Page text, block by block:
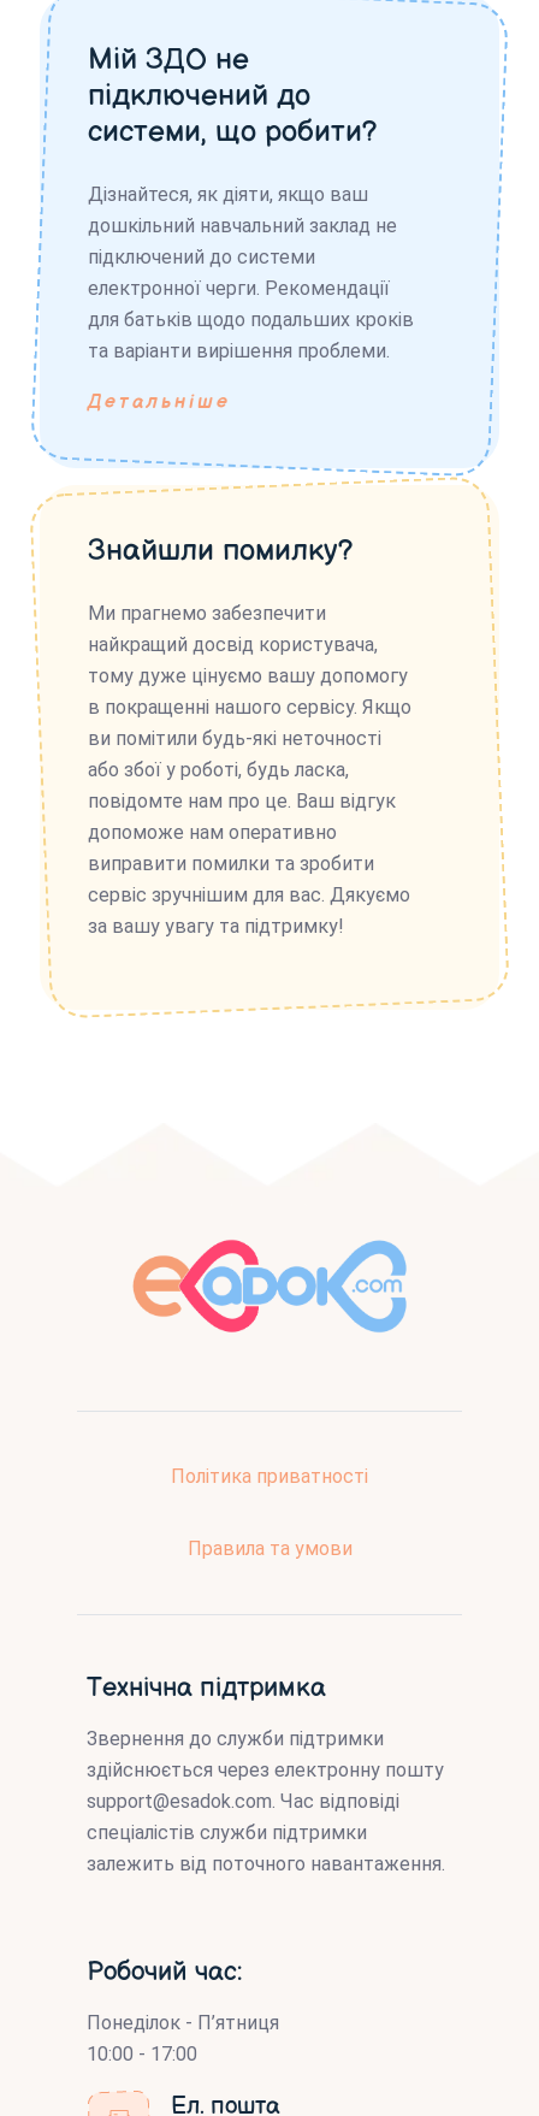
Мій ЗДО не
підключений до
системи, що робити?
Дізнайтеся, як діяти, якщо ваш
дошкільний навчальний заклад не
підключений до системи
електронної черги. Рекомендації
для батьків щодо подальших кроків
та варіанти вирішення проблеми.
Детальніше
Знайшли помилку?
Ми прагнемо забезпечити
найкращий досвід користувача,
тому дуже цінуємо вашу допомогу
в покращенні нашого сервісу. Якщо
ви помітили будь-які неточності
або збої у роботі, будь ласка,
повідомте нам про це. Ваш відгук
допоможе нам оперативно
виправити помилки та зробити
сервіс зручнішим для вас. Дякуємо
за вашу увагу та підтримку!
Політика приватності
Правила та умови
Технічна підтримка
Звернення до служби підтримки
здійснюється через електронну пошту
support@esadok.com . Час відповіді
спеціалістів служби підтримки
залежить від поточного навантаження.
Робочий час:
Понеділок - П’ятниця
10:00 - 17:00
Ел. пошта